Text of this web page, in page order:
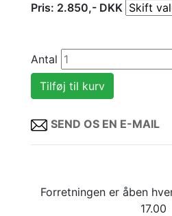
Pris: 2.850,- DKK
Antal
SEND OS EN E-MAIL
Forretningen er åben
17.00